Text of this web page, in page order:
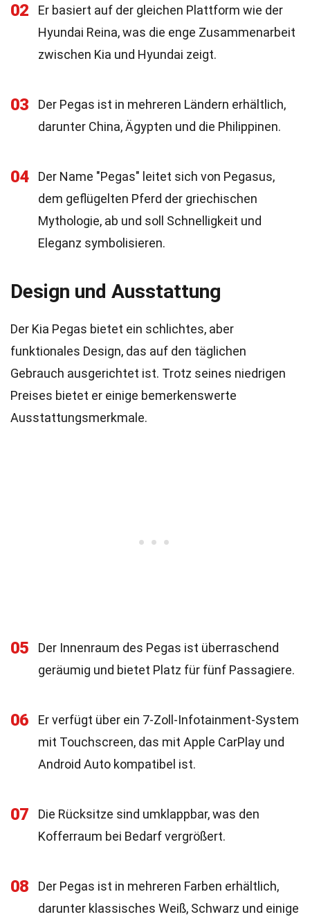
02
Er basiert auf der gleichen Plattform wie der
Hyundai Reina, was die enge Zusammenarbeit
zwischen Kia und Hyundai zeigt.
03
Der Pegas ist in mehreren Ländern erhältlich,
darunter China, Ägypten und die Philippinen.
04
Der Name "Pegas" leitet sich von Pegasus,
dem geflügelten Pferd der griechischen
Mythologie, ab und soll Schnelligkeit und
Eleganz symbolisieren.
Design und Ausstattung
Der Kia Pegas bietet ein schlichtes, aber
funktionales Design, das auf den täglichen
Gebrauch ausgerichtet ist. Trotz seines niedrigen
Preises bietet er einige bemerkenswerte
Ausstattungsmerkmale.
05
Der Innenraum des Pegas ist überraschend
geräumig und bietet Platz für fünf Passagiere.
06
Er verfügt über ein 7-Zoll-Infotainment-System
mit Touchscreen, das mit Apple CarPlay und
Android Auto kompatibel ist.
07
Die Rücksitze sind umklappbar, was den
Kofferraum bei Bedarf vergrößert.
08
Der Pegas ist in mehreren Farben erhältlich,
darunter klassisches Weiß, Schwarz und einige